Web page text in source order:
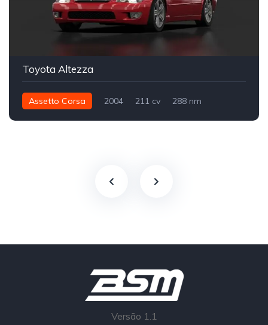
Toyota Altezza
Assetto Corsa 2004 211 cv
288 nm
Versão 1.1